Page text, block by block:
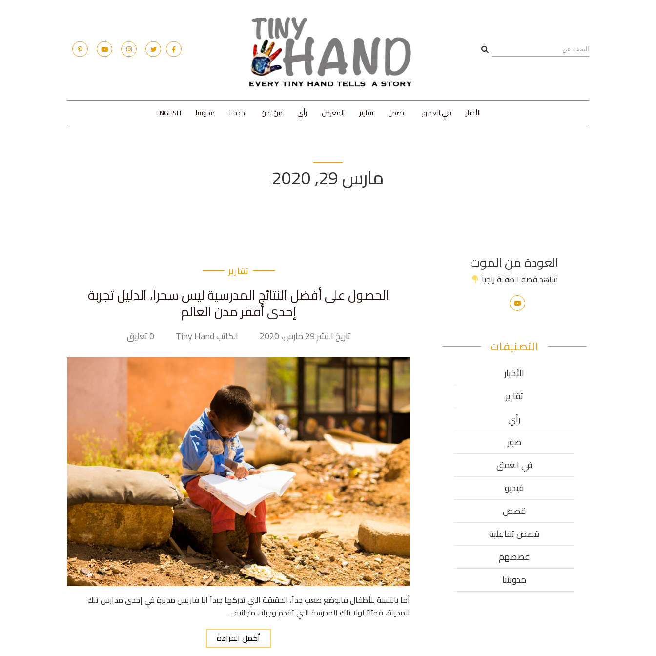
الأخبار في العمق قصص تقارير المعرض رأي من نحن ادعمنا مدونتنا ENGLISH
مارس 29, 2020
تقارير
الحصول على أفضل النتائج المدرسية ليس سحراً، الدليل تجربة
إحدى أفقر مدن العالم
تاريخ النشر 29 مارس، 2020 الكاتب Tiny Hand 0 تعليق
أما بالنسبة للأطفال فالوضع صعب جداً، الحقيقة التي تدركها جيداً آنا فاريس مديرة في إحدى مدارس تلك
المدينة، فمثلاً لولا تلك المدرسة التي تقدم وجبات مجانية …
أكمل القراءة
العودة من الموت
شاهد قصة الطفلة راجيا
التصنيفات
الأخبار
تقارير
رأي
صور
في العمق
فيديو
قصص
قصص تفاعلية
قصصهم
مدونتنا